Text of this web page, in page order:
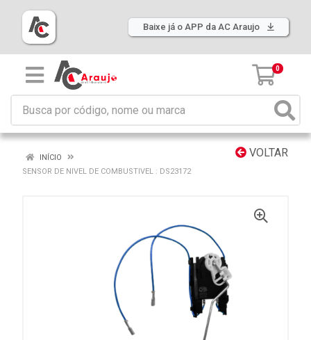
Baixe já o APP da AC Araujo
0
VOLTAR
INÍCIO
SENSOR DE NIVEL DE COMBUSTIVEL : DS23172